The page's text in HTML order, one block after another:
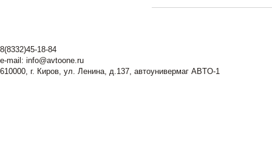
8(8332)45-18-84
e-mail: info@avtoone.ru
610000, г. Киров, ул. Ленина, д.137, автоунивермаг ABTO-1